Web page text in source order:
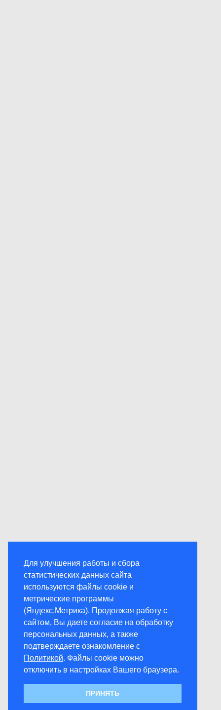
Для улучшения работы и сбора
статистических данных сайта
используются файлы cookie и
метрические программы
(Яндекс.Метрика). Продолжая работу с
сайтом, Вы даете согласие на обработку
персональных данных, а также
подтверждаете ознакомление с
Политикой. Файлы cookie можно
отключить в настройках Вашего браузера.
ПРИНЯТЬ